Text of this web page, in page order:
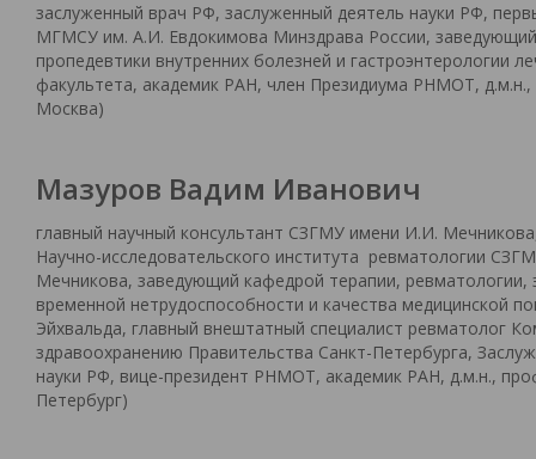
заслуженный врач РФ, заслуженный деятель науки РФ,
МГМСУ им. А.И. Евдокимова Минздрава России,
пропедевтики внутренних болезней и гастроэнтерологии
факультета, академик РАН, член Президиума РНМОТ, д.м.н.,
Москва)
Мазуров Вадим Иванович
главный научный консультант СЗГМУ имени И.И.
Научно-исследовательского института ревматологии
Мечникова, заведующий кафедрой терапии, ревматологии,
временной нетрудоспособности и качества медицинской
Эйхвальда, главный внештатный специалист ревматолог
здравоохранению Правительства Санкт-Петербурга,
науки РФ, вице-президент РНМОТ, академик РАН, д.м.н.,
Петербург)